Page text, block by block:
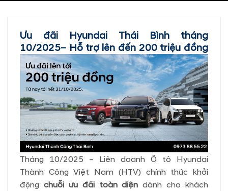
Ưu đãi Hyundai Thái Bình tháng
10/2025– Hỗ trợ lên đến 200 triệu đồng
Tháng 10/2025 – Liên doanh Ô tô Hyundai
Thành Công Việt Nam (HTV) chính thức khởi
động chuỗi ưu đãi toàn diện dành cho khách